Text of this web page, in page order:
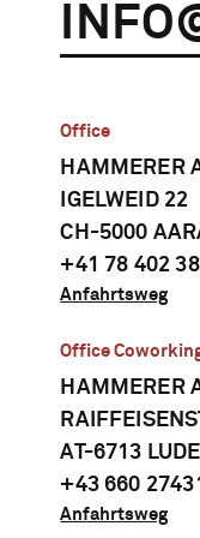
Office
HAMMERER
IGELWEID 22
CH-5000
+41 78 402
Anfahrtsweg
Office
HAMMERER
AT-6713
+43 660
Anfahrtsweg